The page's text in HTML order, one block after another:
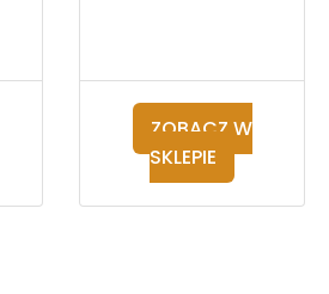
ZOBACZ W
SKLEPIE